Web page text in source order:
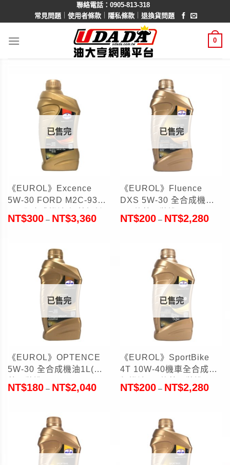
聯絡電話：0905-813-318
常見問題｜ 使用者條款｜ 隱私條款｜ 退換貨問題
0
已售完
《EUROL》Excence
5W-30 FORD M2C-934
A/B全合成機油 福特認證
機油1L(荷蘭原裝進口)
NT$300– NT$3,360
已售完
《EUROL》Fluence
DXS 5W-30 全合成機油
1L(荷蘭原裝進口)
NT$200– NT$2,280
已售完
《EUROL》OPTENCE
5W-30 全合成機油1L(荷
蘭原裝進口)
NT$180– NT$2,040
已售完
《EUROL》SportBike
4T 10W-40機車全合成酯
類機油1L(荷蘭原裝進口)
NT$200– NT$2,280